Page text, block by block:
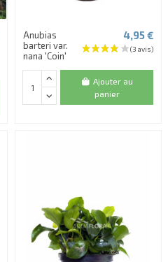
Anubias
barteri var.
nana 'Coin'
4,95 €
Ajouter au
panier